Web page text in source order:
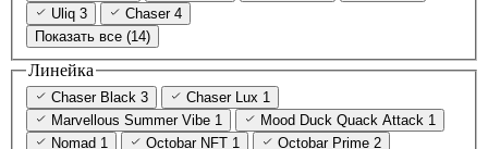
Uliq 3 Chaser 4
Показать все (14)
Линейка
Chaser Black 3 Chaser Lux 1
Marvellous Summer Vibe 1 Mood Duck Quack Attack 1
Nomad 1 Octobar NFT 1 Octobar Prime 2